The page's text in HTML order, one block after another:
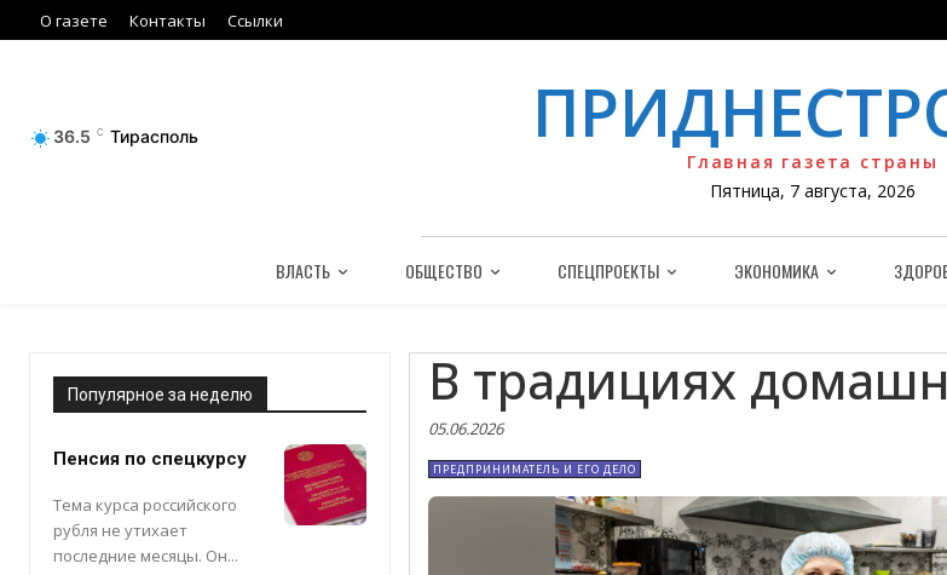
О газете Контакты Ссылки
36.5 C Тирасполь
Главная газета страны
Пятница, 7 августа, 2026
ВЛАСТЬ ОБЩЕСТВО СПЕЦПРОЕКТЫ ЭКОНОМИКА
Популярное за неделю
Пенсия по спецкурсу
Тема курса российского
рубля не утихает
последние месяцы. Он...
В традициях
05.06.2026
ПРЕДПРИНИМАТЕЛЬ И ЕГО ДЕЛО